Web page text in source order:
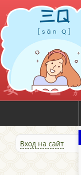
Вход на сайт